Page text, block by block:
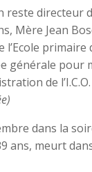
directeur
Mère Jean
primaire
générale pour
de l’I.C.O.
dans la
ans, meurt